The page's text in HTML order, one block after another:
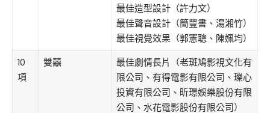
最佳造型設計（許力文）
最佳聲音設計（簡豐書、湯湘竹）
最佳視覺效果（郭憲聰、陳姵均）
10
項
雙囍
最佳劇情長片（老斑鳩影視文化有
限公司、有得電影有限公司、瓅心
投資有限公司、昕璟娛樂股份有限
公司、水花電影股份有限公司）